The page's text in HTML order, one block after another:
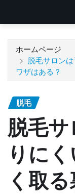
ホームページ
脱毛サロン
ワザはある？
脱毛
脱毛
りに
く取